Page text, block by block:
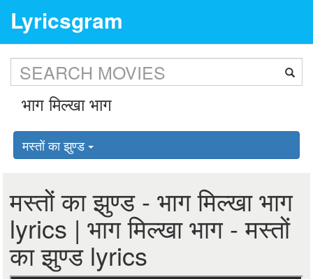
Lyricsgram
मस्तों का झुण्ड
मस्तों का झुण्ड - भाग मिल्खा भाग
lyrics | भाग मिल्खा भाग - मस्तों
का झुण्ड lyrics